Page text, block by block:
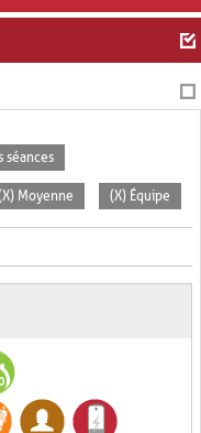
séances
Moyenne (X) Équipe